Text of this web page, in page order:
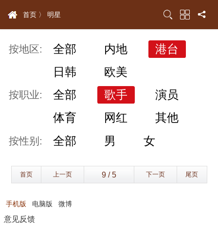
首页 〉 明星
按地区: 全部 内地
港台
日韩
欧美
按职业: 全部 歌手
演员
体育
网红 其他
按性别: 全部 男 女
首页 上一页 下一页 尾页
手机版 电脑版 微博
意见反馈